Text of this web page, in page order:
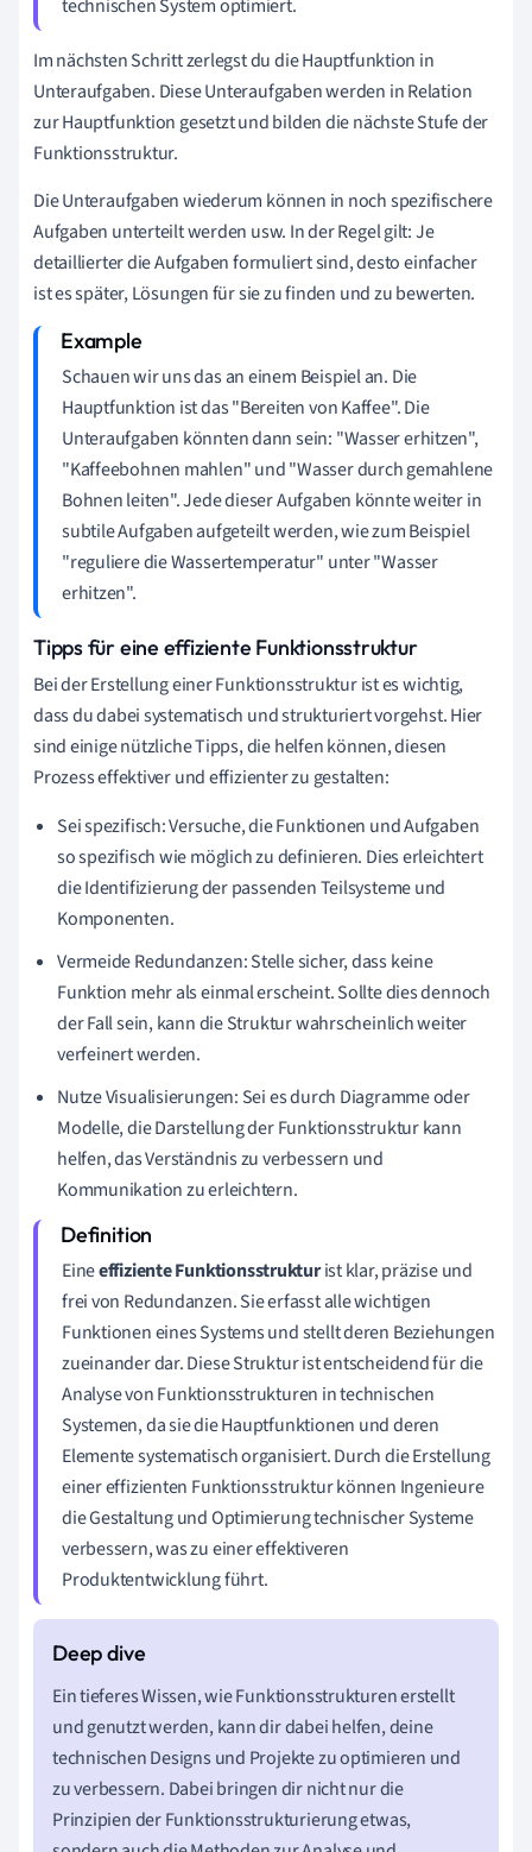
technischen System optimiert.
Im nächsten Schritt zerlegst du die Hauptfunktion in
Unteraufgaben. Diese Unteraufgaben werden in Relation
zur Hauptfunktion gesetzt und bilden die nächste Stufe der
Funktionsstruktur.
Die Unteraufgaben wiederum können in noch spezifischere
Aufgaben unterteilt werden usw. In der Regel gilt: Je
detaillierter die Aufgaben formuliert sind, desto einfacher
ist es später, Lösungen für sie zu finden und zu bewerten.
Schauen wir uns das an einem Beispiel an. Die
Hauptfunktion ist das "Bereiten von Kaffee". Die
Unteraufgaben könnten dann sein: "Wasser erhitzen",
"Kaffeebohnen mahlen" und "Wasser durch gemahlene
Bohnen leiten". Jede dieser Aufgaben könnte weiter in
subtile Aufgaben aufgeteilt werden, wie zum Beispiel
"reguliere die Wassertemperatur" unter "Wasser
erhitzen".
Tipps für eine effiziente Funktionsstruktur
Bei der Erstellung einer Funktionsstruktur ist es wichtig,
dass du dabei systematisch und strukturiert vorgehst. Hier
sind einige nützliche Tipps, die helfen können, diesen
Prozess effektiver und effizienter zu gestalten:
Sei spezifisch: Versuche, die Funktionen und Aufgaben
so spezifisch wie möglich zu definieren. Dies erleichtert
die Identifizierung der passenden Teilsysteme und
Komponenten.
Vermeide Redundanzen: Stelle sicher, dass keine
Funktion mehr als einmal erscheint. Sollte dies dennoch
der Fall sein, kann die Struktur wahrscheinlich weiter
verfeinert werden.
Nutze Visualisierungen: Sei es durch Diagramme oder
Modelle, die Darstellung der Funktionsstruktur kann
helfen, das Verständnis zu verbessern und
Kommunikation zu erleichtern.
Eineeffiziente Funktionsstrukturist klar, präzise und
frei von Redundanzen. Sie erfasst alle wichtigen
Funktionen eines Systems und stellt deren Beziehungen
zueinander dar. Diese Struktur ist entscheidend für die
Analyse von Funktionsstrukturen in technischen
Systemen, da sie die Hauptfunktionen und deren
Elemente systematisch organisiert. Durch die Erstellung
einer effizienten Funktionsstruktur können Ingenieure
die Gestaltung und Optimierung technischer Systeme
verbessern, was zu einer effektiveren
Produktentwicklung führt.
Ein tieferes Wissen, wie Funktionsstrukturen erstellt
und genutzt werden, kann dir dabei helfen, deine
technischen Designs und Projekte zu optimieren und
zu verbessern. Dabei bringen dir nicht nur die
Prinzipien der Funktionsstrukturierung etwas,